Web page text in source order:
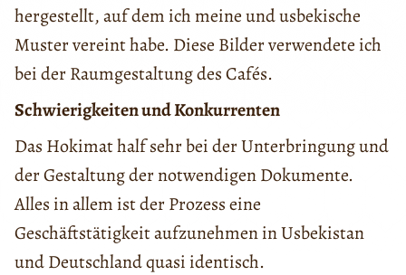
hergestellt, auf dem ich meine und usbekische
Muster vereint habe. Diese Bilder verwendete ich
bei der Raumgestaltung des Cafés.
Schwierigkeiten und Konkurrenten
Das Hokimat half sehr bei der Unterbringung und
der Gestaltung der notwendigen Dokumente.
Alles in allem ist der Prozess eine
Geschäftstätigkeit aufzunehmen in Usbekistan
und Deutschland quasi identisch.